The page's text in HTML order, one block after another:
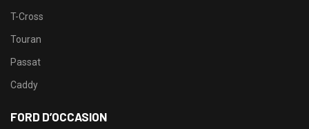
T-Cross
Touran
Passat
Caddy
FORD D’OCCASION